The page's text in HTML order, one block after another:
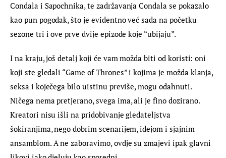
Condala i Sapochnika, te zadržavanja Condala se pokazalo
kao pun pogodak, što je evidentno već sada na početku
sezone tri i ove prve dvije epizode koje “ubijaju”.
I na kraju, još detalj koji će vam možda biti od koristi: oni
koji ste gledali “Game of Thrones” i kojima je možda klanja,
seksa i koječega bilo uistinu previše, mogu odahnuti.
Ničega nema pretjerano, svega ima, ali je fino dozirano.
Kreatori nisu išli na pridobivanje gledateljstva
šokiranjima, nego dobrim scenarijem, idejom i sjajnim
ansamblom. A ne zaboravimo, ovdje su zmajevi ipak glavni